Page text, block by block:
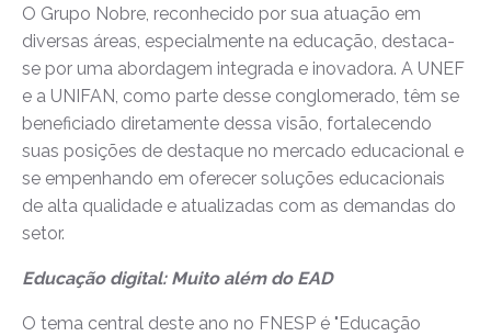
O Grupo Nobre, reconhecido por sua atuação em
diversas áreas, especialmente na educação, destaca-
se por uma abordagem integrada e inovadora. A UNEF
e a UNIFAN, como parte desse conglomerado, têm se
beneficiado diretamente dessa visão, fortalecendo
suas posições de destaque no mercado educacional e
se empenhando em oferecer soluções educacionais
de alta qualidade e atualizadas com as demandas do
setor.
Educação digital: Muito além do EAD
O tema central deste ano no FNESP é "Educação